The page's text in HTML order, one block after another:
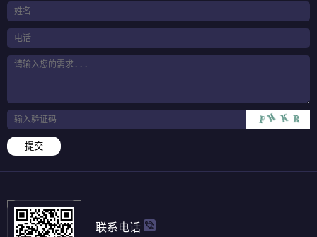
提交
联系电话